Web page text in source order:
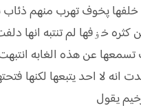
پخوف تهرب منهم ذئاب
خۏفها لم تنتبه انها
تسمعها عن هذه الغابه
انه لا احد يتبعها لكنها
يقول